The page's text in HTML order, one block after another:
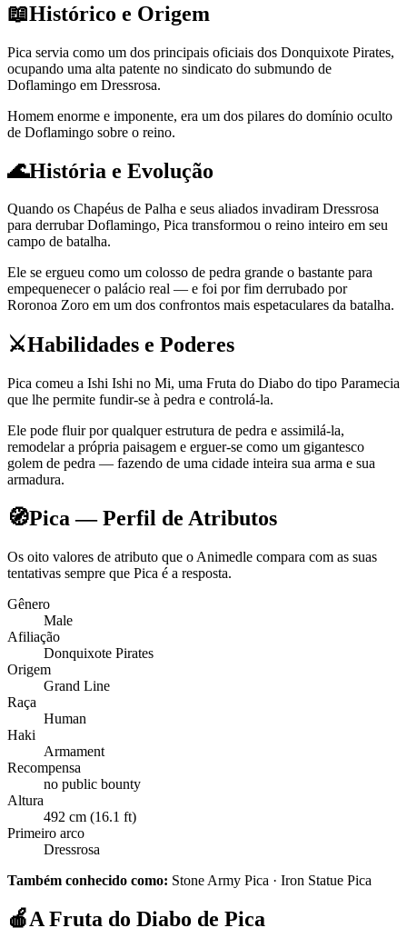
📖Histórico e Origem
Pica servia como um dos principais oficiais dos Donquixote Pirates,
ocupando uma alta patente no sindicato do submundo de
Doflamingo em Dressrosa.
Homem enorme e imponente, era um dos pilares do domínio oculto
de Doflamingo sobre o reino.
🌊História e Evolução
Quando os Chapéus de Palha e seus aliados invadiram Dressrosa
para derrubar Doflamingo, Pica transformou o reino inteiro em seu
campo de batalha.
Ele se ergueu como um colosso de pedra grande o bastante para
empequenecer o palácio real — e foi por fim derrubado por
Roronoa Zoro em um dos confrontos mais espetaculares da batalha.
⚔️Habilidades e Poderes
Pica comeu a Ishi Ishi no Mi, uma Fruta do Diabo do tipo Paramecia
que lhe permite fundir-se à pedra e controlá-la.
Ele pode fluir por qualquer estrutura de pedra e assimilá-la,
remodelar a própria paisagem e erguer-se como um gigantesco
golem de pedra — fazendo de uma cidade inteira sua arma e sua
armadura.
🧭Pica — Perfil de Atributos
Os oito valores de atributo que o Animedle compara com as suas
tentativas sempre que Pica é a resposta.
Gênero
Male
Afiliação
Donquixote Pirates
Origem
Grand Line
Raça
Human
Haki
Armament
Recompensa
no public bounty
Altura
492 cm (16.1 ft)
Primeiro arco
Dressrosa
Também conhecido como: Stone Army Pica · Iron Statue Pica
🍎A Fruta do Diabo de Pica